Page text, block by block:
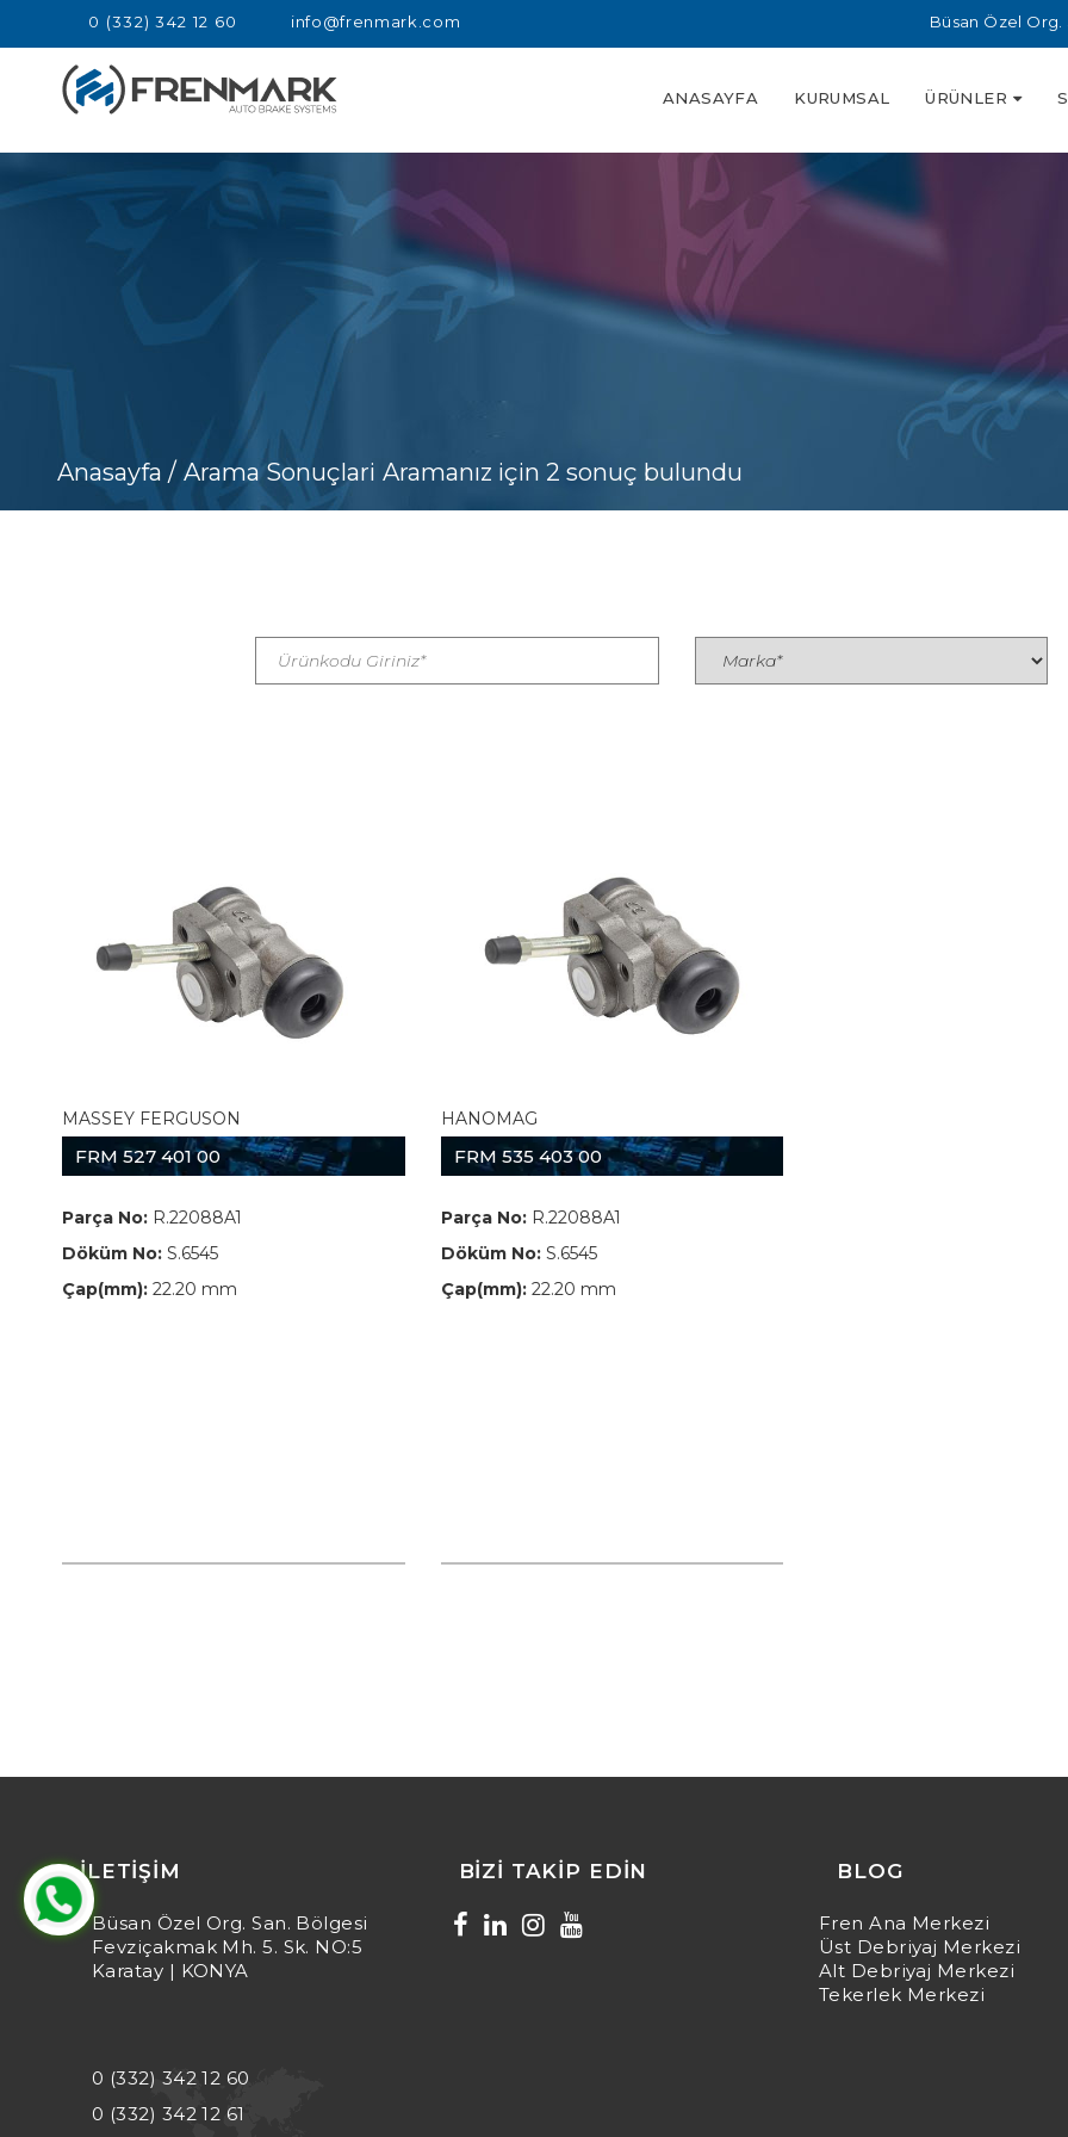
0 (332) 342 12 60 info@frenmark.com Büsan Özel Org.
ANASAYFA KURUMSAL ÜRÜNLER
Anasayfa / Arama Sonuçlari Aramanız için 2 sonuç bulundu
MASSEY FERGUSON
FRM 527 401 00
Parça No: R.22088A1
Döküm No: S.6545
Çap(mm): 22.20 mm
HANOMAG
FRM 535 403 00
Parça No:R.22088A1
Döküm No:S.6545
Çap(mm):22.20 mm
İLETIŞIM
Büsan Özel Org. San. Bölgesi
Fevziçakmak Mh. 5. Sk. NO:5
Karatay | KONYA
0 (332) 342 12 60
0 (332) 342 12 61
BIZI TAKIP EDIN BLOG
Fren Ana Merkezi
Üst Debriyaj Merkezi
Alt Debriyaj Merkezi
Tekerlek Merkezi